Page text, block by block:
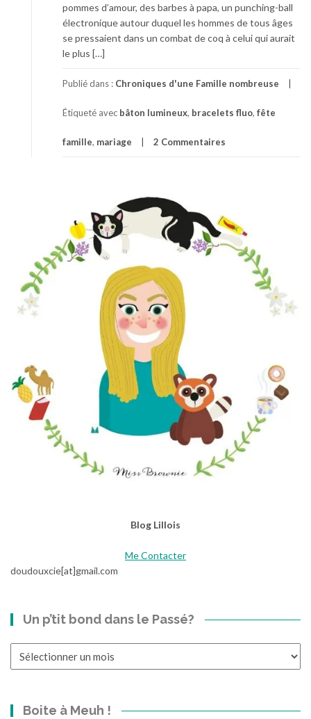
pommes d’amour, des barbes à papa, un punching-ball
électronique autour duquel les hommes de tous âges
se pressaient dans un combat de coq à celui qui aurait
le plus […]
Publié dans : Chroniques d'une Famille nombreuse
Étiqueté avec bâton lumineux, bracelets fluo, fête
famille, mariage 2 Commentaires
Blog Lillois
Me Contacter
doudouxcie[at]gmail.com
Un p’tit bond dans le Passé?
Boite à Meuh !